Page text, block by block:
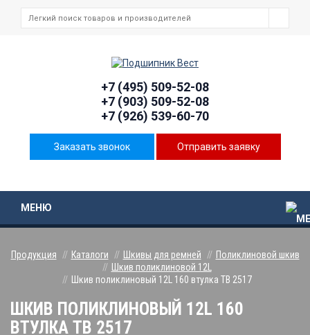
+7 (495) 509-52-08
+7 (903) 509-52-08
+7 (926) 539-60-70
Заказать звонок Отправить заявку
МЕНЮ
Продукция Каталоги Шкивы для ремней
Поликлиновой шкив
Шкив поликлиновой 12L
Шкив поликлиновый 12L 160 втулка ТВ 2517
ШКИВ ПОЛИКЛИНОВЫЙ 12L 160
ВТУЛКА ТВ 2517